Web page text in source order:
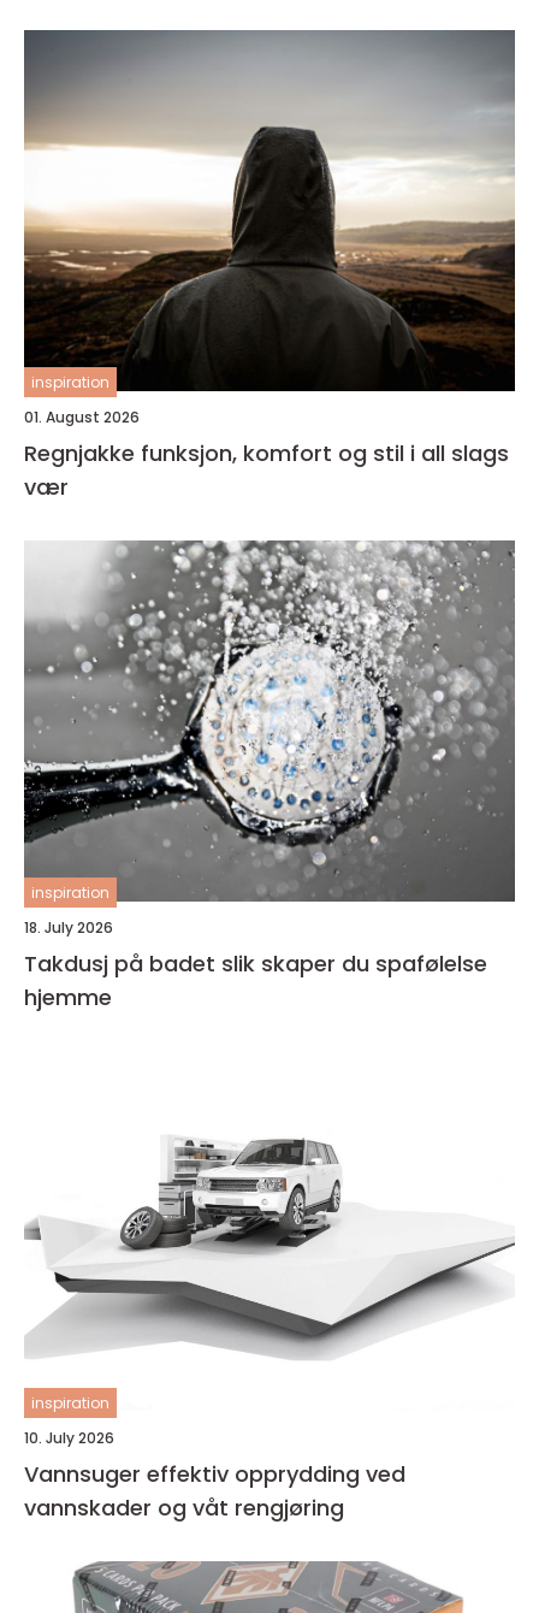
inspiration
01. August 2026
Regnjakke funksjon, komfort og stil i all slags
vær
inspiration
18. July 2026
Takdusj på badet slik skaper du spafølelse
hjemme
inspiration
10. July 2026
Vannsuger effektiv opprydding ved
vannskader og våt rengjøring